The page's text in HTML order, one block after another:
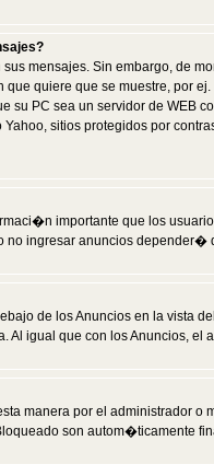
mensajes. Sin embargo, de
quiere que se muestre, por
su PC sea un servidor de
sitios protegidos por
importante que los
no ingresar anuncios
de los Anuncios en la
Al igual que con los Anuncios,
manera por el administrador
son autom�ticamente